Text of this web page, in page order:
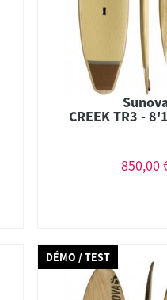
CREEK TR3 -
850,00
DÉMO / TEST